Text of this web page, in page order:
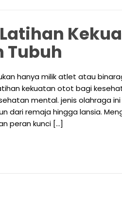
Tubuh
hanya milik atlet atau
kekuatan otot bagi
mental. jenis olahraga
dari remaja hingga lansia.
peran kunci […]